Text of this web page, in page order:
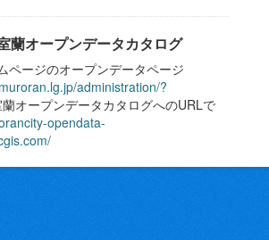
蘭オープンデータカタログ
ページのオープンデータページ
administration/?
オープンデータカタログへのURLで
opendata-